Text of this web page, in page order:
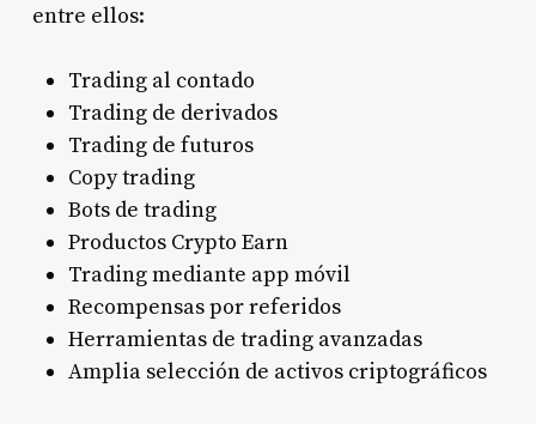
entre ellos:
Trading al contado
Trading de derivados
Trading de futuros
Copy trading
Bots de trading
Productos Crypto Earn
Trading mediante app móvil
Recompensas por referidos
Herramientas de trading avanzadas
Amplia selección de activos criptográficos